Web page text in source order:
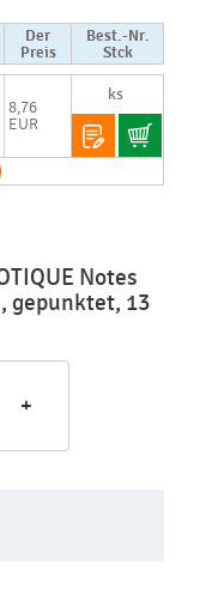
Der
Preis
Best.-Nr.
Stck
8,76
EUR
Notes
gepunktet, 13
+